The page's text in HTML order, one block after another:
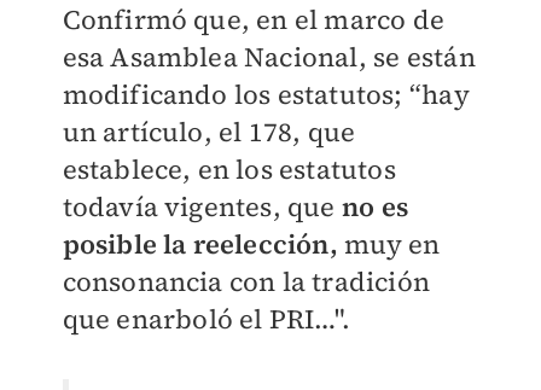
Confirmó que, en el marco de
esa Asamblea Nacional, se están
modificando los estatutos; “hay
un artículo, el 178, que
establece, en los estatutos
todavía vigentes, que no es
posible la reelección, muy en
consonancia con la tradición
que enarboló el PRI…".